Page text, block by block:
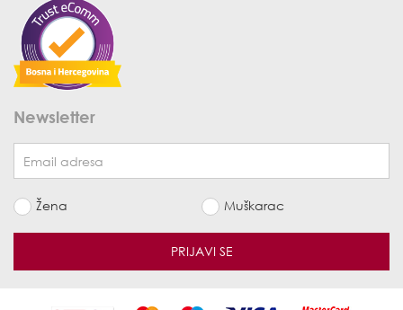
Newsletter
Žena Muškarac
PRIJAVI SE